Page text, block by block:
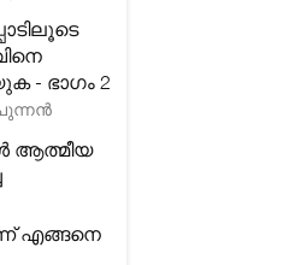
- ഭാഗം 2
ആത്മീയ
എങ്ങനെ